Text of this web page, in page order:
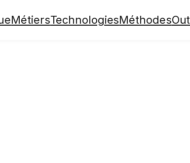
MétiersTechnologiesMéthodes